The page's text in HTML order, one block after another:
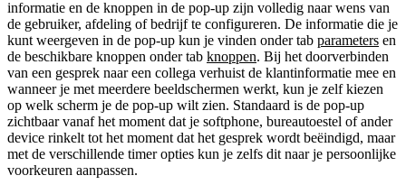
informatie en de knoppen in de pop-up zijn volledig naar wens van
de gebruiker, afdeling of bedrijf te configureren. De informatie die je
kunt weergeven in de pop-up kun je vinden onder tab parameters en
de beschikbare knoppen onder tab knoppen. Bij het doorverbinden
van een gesprek naar een collega verhuist de klantinformatie mee en
wanneer je met meerdere beeldschermen werkt, kun je zelf kiezen
op welk scherm je de pop-up wilt zien. Standaard is de pop-up
zichtbaar vanaf het moment dat je softphone, bureautoestel of ander
device rinkelt tot het moment dat het gesprek wordt beëindigd, maar
met de verschillende timer opties kun je zelfs dit naar je persoonlijke
voorkeuren aanpassen.